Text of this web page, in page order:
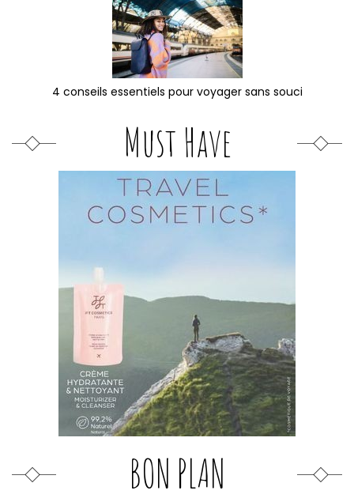
4 conseils essentiels pour voyager sans souci
Must Have
BON PLAN